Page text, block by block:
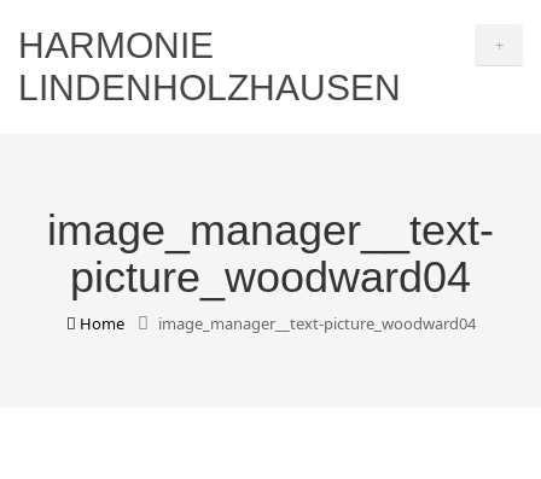
+
HARMONIE
LINDENHOLZHAUSEN
image_manager__text-
picture_woodward04
Home image_manager__text-picture_woodward04